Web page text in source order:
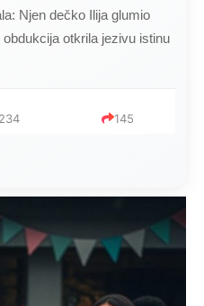
ga kupala, pelene mu
po čokoladu..
234